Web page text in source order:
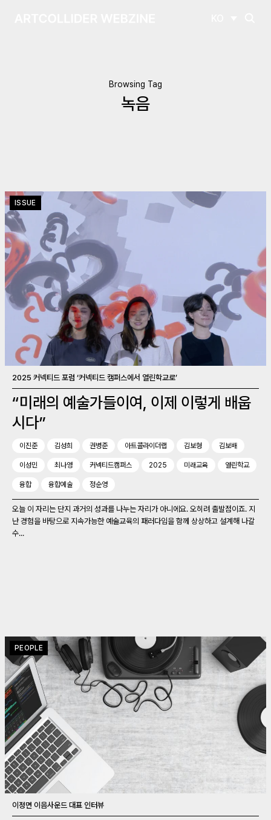
Browsing Tag
녹음
ISSUE
2025 커넥티드 포럼 ‘커넥티드 캠퍼스에서 열린학교로’
“미래의 예술가들이여, 이제 이렇게 배웁
시다”
이진준 김성희 권병준 아트콜라이더랩 김보형 김보배
이성민 최나영 커넥티드캠퍼스 2025 미래교육 열린학교
융합 융합예술 정순영
오늘 이 자리는 단지 과거의 성과를 나누는 자리가 아니에요. 오히려 출발점이죠. 지
난 경험을 바탕으로 지속가능한 예술교육의 패러다임을 함께 상상하고 설계해 나갈
수...
PEOPLE
이정면 이음사운드 대표 인터뷰